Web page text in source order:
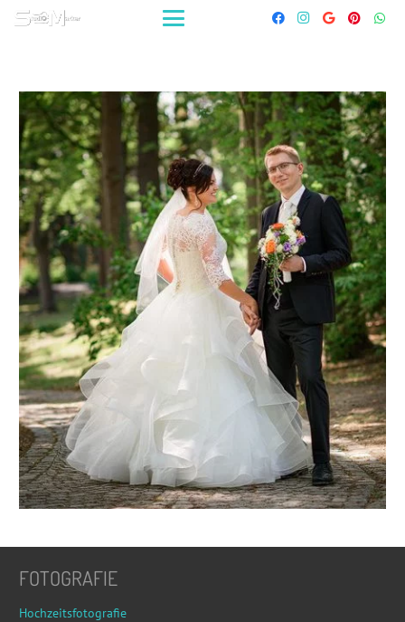
FOTOGRAFIE
Hochzeitsfotografie